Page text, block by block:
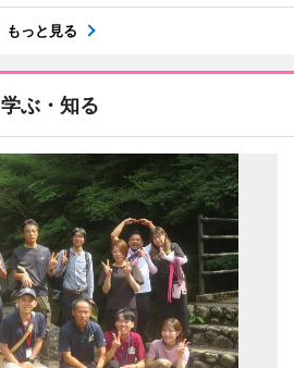
もっと見る
学ぶ・知る